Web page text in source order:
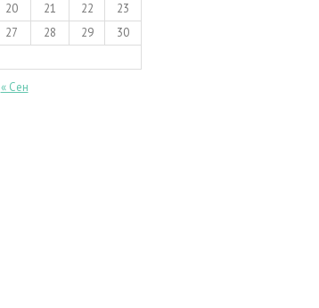
20 21 22
23
27 28 29
30
« Сен